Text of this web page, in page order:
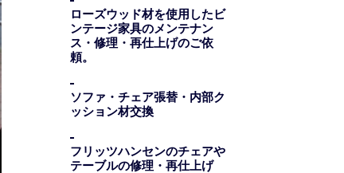
ローズウッド材を使用したビ
ンテージ家具のメンテナン
ス・修理・再仕上げのご依
頼。
ソファ・チェア張替・内部ク
ッション材交換
フリッツハンセンのチェアや
テーブルの修理・再仕上げ